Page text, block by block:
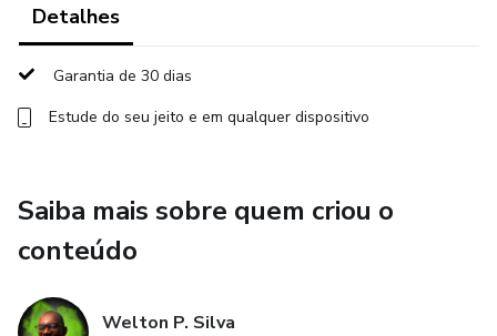
durante o período de 12 meses para tirar dúvidas podendo
também faze-las através dos nossos canais de
comunicação 24 horas por dia 7 dias por semana.
Investir em saúde é o melhor negócio!
Detalhes
Garantia de 30 dias
Estude do seu jeito e em qualquer dispositivo
Saiba mais sobre quem criou o
conteúdo
Welton P. Silva